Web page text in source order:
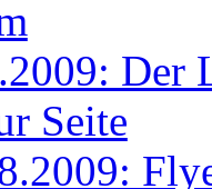
Der
Seite